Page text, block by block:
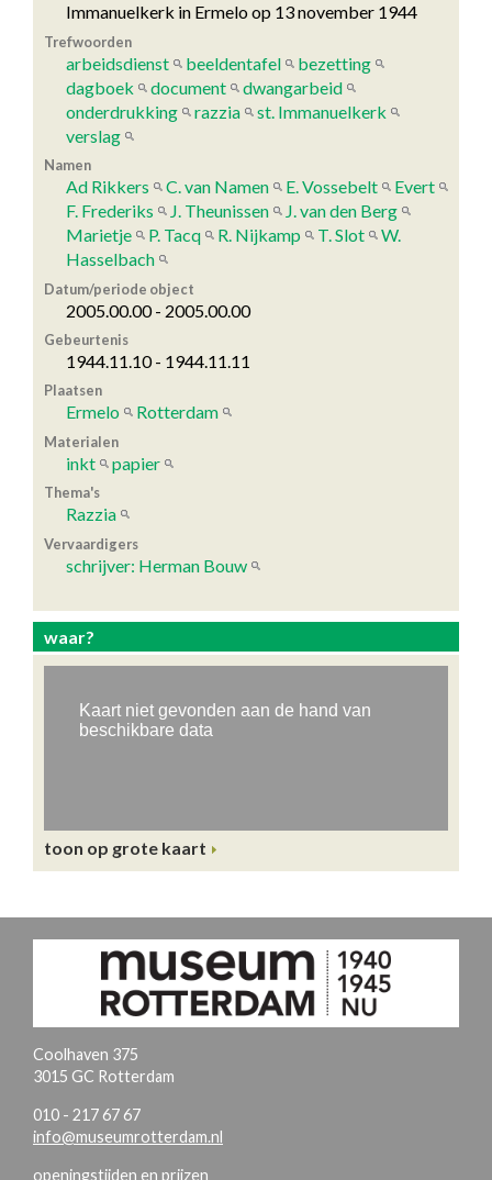
Immanuelkerk in Ermelo op 13 november 1944
Trefwoorden
arbeidsdienst beeldentafel
bezetting
dagboek
document
dwangarbeid
onderdrukking
razzia
st. Immanuelkerk
verslag
Namen
Ad Rikkers C. van Namen E. Vossebelt
Evert
F. Frederiks
J. Theunissen
J. van den Berg
Marietje
P. Tacq R. Nijkamp T. Slot
W.
Hasselbach
Datum/periode object
2005.00.00 - 2005.00.00
Gebeurtenis
1944.11.10 - 1944.11.11
Plaatsen
Ermelo Rotterdam
Materialen
inkt papier
Thema's
Razzia
Vervaardigers
schrijver: Herman Bouw
waar?
toon op grote kaart
Coolhaven 375
3015 GC Rotterdam
010 - 217 67 67
info@museumrotterdam.nl
openingstijden en prijzen